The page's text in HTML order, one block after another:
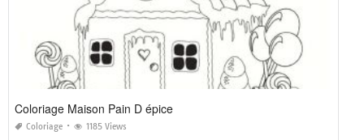
Coloriage Maison Pain D épice
Coloriage 1185 Views